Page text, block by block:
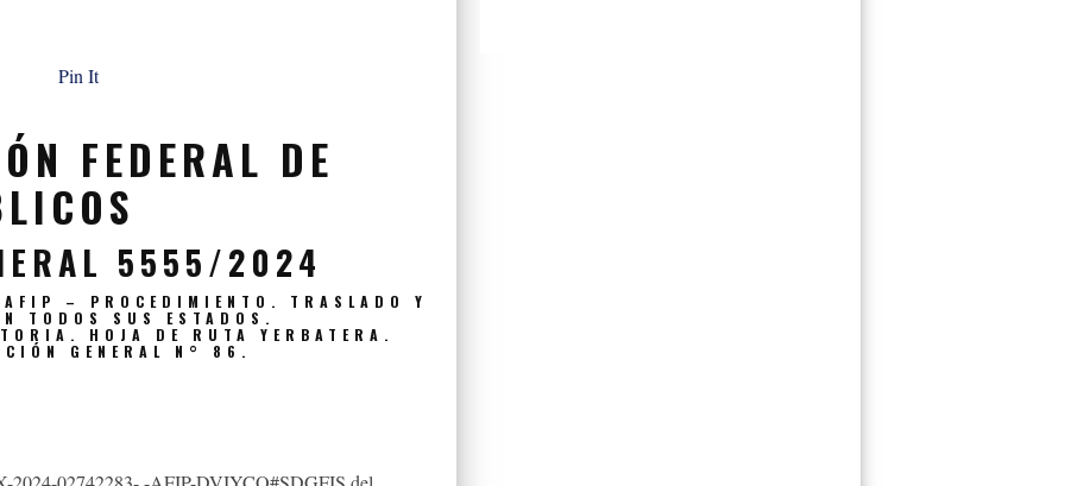
Pin It
FEDERAL DE
5555/2024
– PROCEDIMIENTO. TRASLADO Y
TODOS SUS ESTADOS.
HOJA DE RUTA YERBATERA.
GENERAL N° 86.